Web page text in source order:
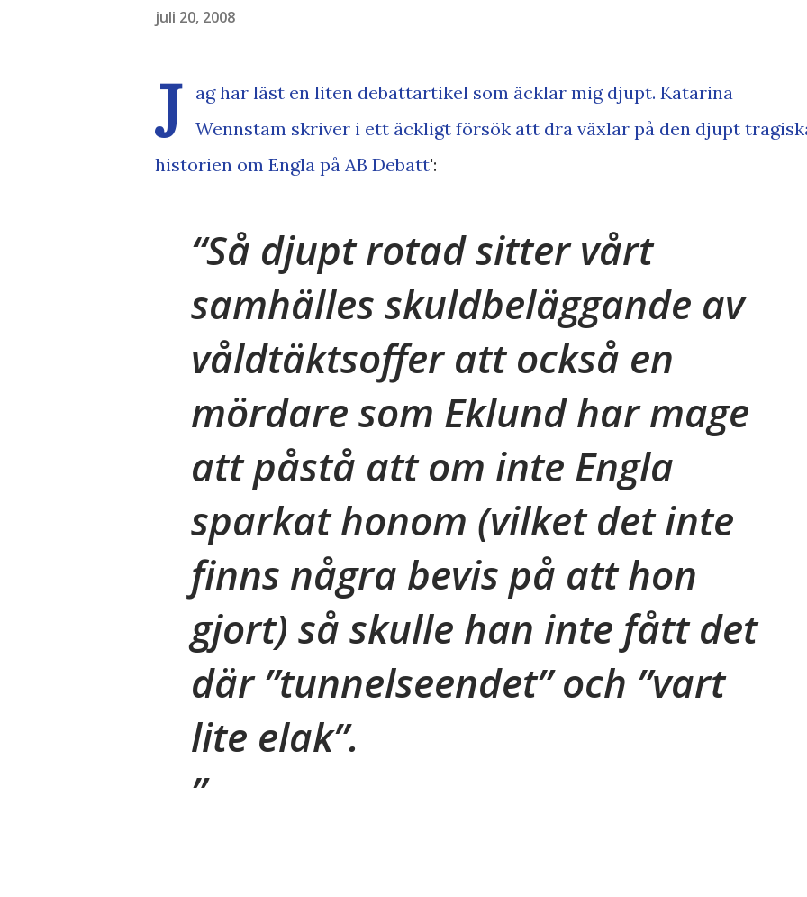
juli 20, 2008
J ag har läst en liten debattartikel som äcklar mig djupt. Katarina
Wennstam skriver i ett äckligt försök att dra växlar på den djupt
historien om Engla på AB Debatt':
Så djupt rotad sitter vårt
samhälles skuldbeläggande av
våldtäktsoffer att också en
mördare som Eklund har mage
att påstå att om inte Engla
sparkat honom (vilket det inte
finns några bevis på att hon
gjort) så skulle han inte fått det
där ”tunnelseendet” och ”vart
lite elak”.